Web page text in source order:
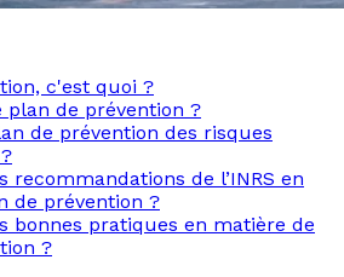
c'est quoi ?
plan de prévention ?
de prévention des risques
recommandations de l’INRS en
de prévention ?
bonnes pratiques en matière de
?